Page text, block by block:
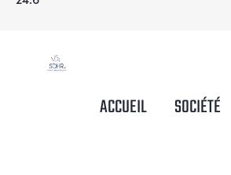
ACCUEIL SOCIÉTÉ